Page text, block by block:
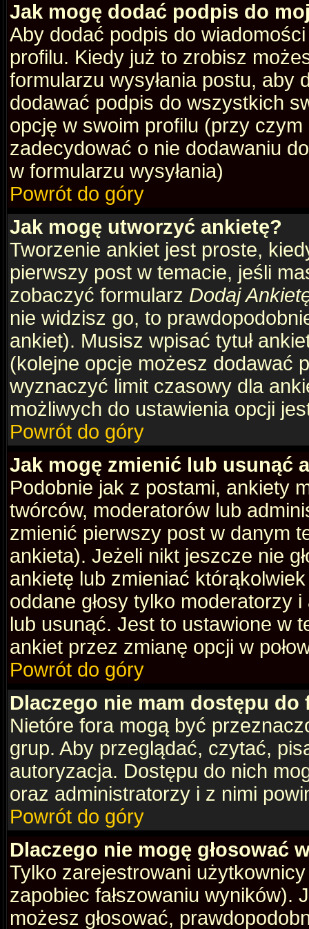
Jak mogę dodać podpis do
Aby dodać podpis do
profilu. Kiedy już to zrobisz
formularzu wysyłania postu,
dodawać podpis do wszystkich
opcję w swoim profilu (przy
zadecydować o nie dodawaniu
w formularzu wysyłania)
Powrót do góry
Jak mogę utworzyć ankietę?
Tworzenie ankiet jest proste,
pierwszy post w temacie, jeśli
zobaczyć formularz Dodaj
nie widzisz go, to
ankiet). Musisz wpisać tytuł
(kolejne opcje możesz dodawać
wyznaczyć limit czasowy dla
możliwych do ustawienia opcji
Powrót do góry
Jak mogę zmienić lub usunąć
Podobnie jak z postami, ankiety
twórców, moderatorów lub
zmienić pierwszy post w danym
ankieta). Jeżeli nikt jeszcze nie
ankietę lub zmieniać
oddane głosy tylko moderatorzy
lub usunąć. Jest to ustawione w
ankiet przez zmianę opcji w
Powrót do góry
Dlaczego nie mam dostępu do
Nietóre fora mogą być
grup. Aby przeglądać, czytać,
autoryzacja. Dostępu do nich
oraz administratorzy i z nimi
Powrót do góry
Dlaczego nie mogę głosować
Tylko zarejestrowani
zapobiec fałszowaniu wyników).
możesz głosować,